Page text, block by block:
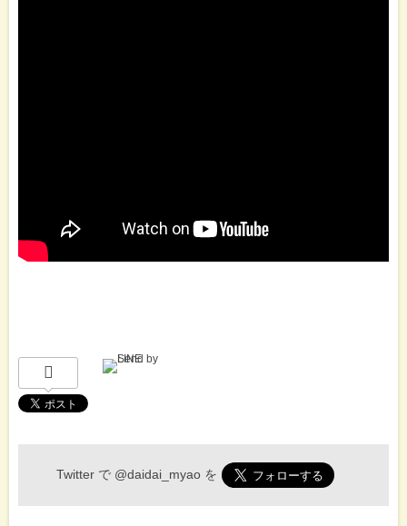
Twitter で @daidai_myao を